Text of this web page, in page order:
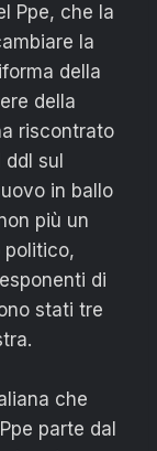
Ppe, che la
la
della
della
riscontrato
sul
in ballo
più un
politico,
di
stati tre
che
parte dal